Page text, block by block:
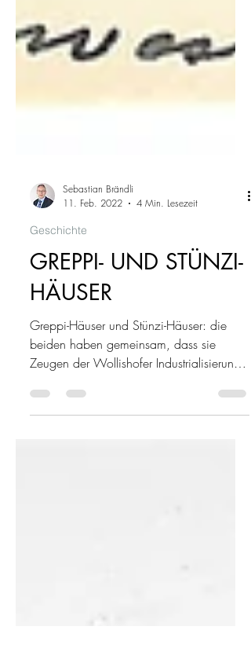
11. Feb. 2022
4 Min. Lesezeit
Geschichte
GREPPI- UND STÜNZI-
HÄUSER
beiden haben gemeinsam, dass sie
Zeugen der Wollishofer Industrialisierung